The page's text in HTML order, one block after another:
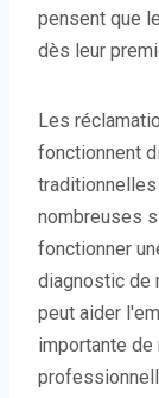
pensent que
dès leur
Les
fonctionnent
traditionnelles
nombreuses
fonctionner
diagnostic de
peut aider
importante de